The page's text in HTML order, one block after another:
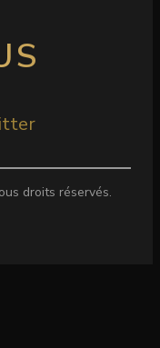
droits réservés.